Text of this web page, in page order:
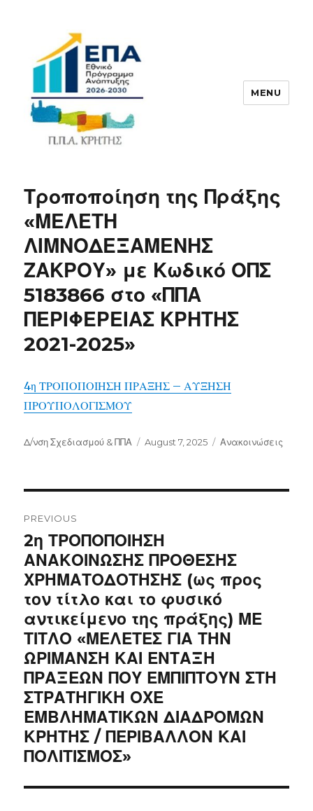
MENU
Τροποποίηση της Πράξης
«ΜΕΛΕΤΗ
ΛΙΜΝΟΔΕΞΑΜΕΝΗΣ
ΖΑΚΡΟΥ» με Κωδικό ΟΠΣ
5183866 στο «ΠΠΑ
ΠΕΡΙΦΕΡΕΙΑΣ ΚΡΗΤΗΣ
2021-2025»
4η ΤΡΟΠΟΠΟΙΗΣΗ ΠΡΑΞΗΣ – ΑΥΞΗΣΗ
ΠΡΟΥΠΟΛΟΓΙΣΜΟΥ
Author
Δ/νση Σχεδιασμού & ΠΠΑ
Posted
August 7, 2025 Categories
Ανακοινώσεις
navigation
PREVIOUS
Previous
post:
2η ΤΡΟΠΟΠΟΙΗΣΗ
ΑΝΑΚΟΙΝΩΣΗΣ ΠΡΟΘΕΣΗΣ
ΧΡΗΜΑΤΟΔΟΤΗΣΗΣ (ως προς
τον τίτλο και το φυσικό
αντικείμενο της πράξης) ΜΕ
ΤΙΤΛΟ «ΜΕΛΕΤΕΣ ΓΙΑ ΤΗΝ
ΩΡΙΜΑΝΣΗ ΚΑΙ ΕΝΤΑΞΗ
ΠΡΑΞΕΩΝ ΠΟΥ ΕΜΠΙΠΤΟΥΝ ΣΤΗ
ΣΤΡΑΤΗΓΙΚΗ ΟΧΕ
ΕΜΒΛΗΜΑΤΙΚΩΝ ΔΙΑΔΡΟΜΩΝ
ΚΡΗΤΗΣ / ΠΕΡΙΒΑΛΛΟΝ ΚΑΙ
ΠΟΛΙΤΙΣΜΟΣ»